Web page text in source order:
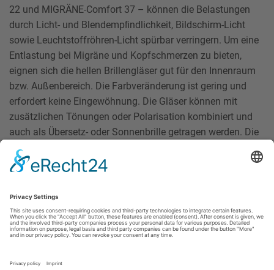
22 und MIGRÄNE-Comfort 37 – können die Belastungen
durch Licht- und Blendempﬁndlichkeit, Bildschirm-Licht
sowie Leuchtstoffröhren-Licht spürbar verringern. Um eine
Entlastung bei Migräne und Kopfschmerzen zu bieten,
eignen sich die hellen Brillengläser gut für den Innenraum
bzw. Außenbereich. Die Farbveränderung ist gering und
erfordert keine Eingewöhnung. Die Gläser können mit
zusätzlichen Tönungen oder Polarisation kombiniert und
auch als Übersetz- oder Sonnenbrille getragen werden. Die
Wirkung der medi-lens MIGRÄNE-Comfort
Spezialbrillengläser bedarf eines individuellen Tests bei
Kontakt